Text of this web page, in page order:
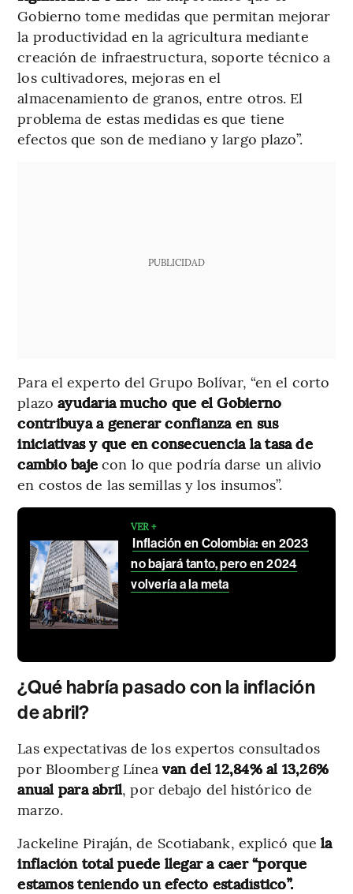
Gobierno tome medidas que permitan mejorar
la productividad en la agricultura mediante
creación de infraestructura, soporte técnico a
los cultivadores, mejoras en el
almacenamiento de granos, entre otros. El
problema de estas medidas es que tiene
efectos que son de mediano y largo plazo”.
PUBLICIDAD
Para el experto del Grupo Bolívar, “en el corto
plazo ayudaría mucho que el Gobierno
contribuya a generar confianza en sus
iniciativas y que en consecuencia la tasa de
cambio baje con lo que podría darse un alivio
en costos de las semillas y los insumos”.
VER +
Inflación en Colombia: en 2023
no bajará tanto, pero en 2024
volvería a la meta
¿Qué habría pasado con la inflación
de abril?
Las expectativas de los expertos consultados
por Bloomberg Líneavan del 12,84% al 13,26%
anual para abril, por debajo del histórico de
marzo.
Jackeline Piraján, de Scotiabank, explicó que la
inflación total puede llegar a caer “porque
estamos teniendo un efecto estadístico”.